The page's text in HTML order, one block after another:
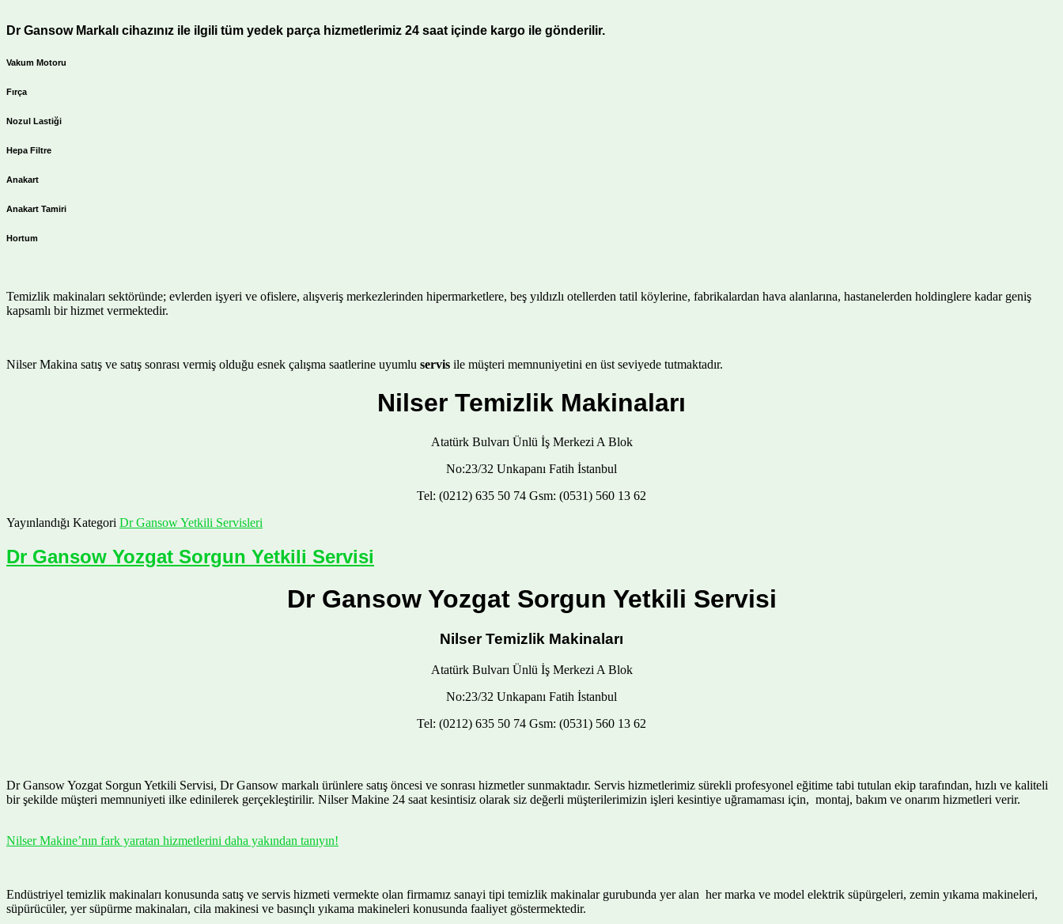
Dr Gansow Markalı cihazınız ile ilgili tüm yedek parça hizmetlerimiz 24 saat içinde kargo ile gönderilir.
Vakum Motoru
Fırça
Nozul Lastiği
Hepa Filtre
Anakart
Anakart Tamiri
Hortum
Temizlik makinaları sektöründe; evlerden işyeri ve ofislere, alışveriş merkezlerinden hipermarketlere, beş yıldızlı otellerden tatil köylerine, fabrikalardan hava alanlarına, hastanelerden holdinglere kadar geniş
kapsamlı bir hizmet vermektedir.
Nilser Makina satış ve satış sonrası vermiş olduğu esnek çalışma saatlerine uyumlu servis ile müşteri memnuniyetini en üst seviyede tutmaktadır.
Nilser Temizlik Makinaları
Atatürk Bulvarı Ünlü İş Merkezi A Blok
No:23/32 Unkapanı Fatih İstanbul
Tel: (0212) 635 50 74 Gsm: (0531) 560 13 62
Yayınlandığı Kategori Dr Gansow Yetkili Servisleri
Dr Gansow Yozgat Sorgun Yetkili Servisi
Dr Gansow Yozgat Sorgun Yetkili Servisi
Nilser Temizlik Makinaları
Atatürk Bulvarı Ünlü İş Merkezi A Blok
No:23/32 Unkapanı Fatih İstanbul
Tel: (0212) 635 50 74 Gsm: (0531) 560 13 62
Dr Gansow Yozgat Sorgun Yetkili Servisi, Dr Gansow markalı ürünlere satış öncesi ve sonrası hizmetler sunmaktadır. Servis hizmetlerimiz sürekli profesyonel eğitime tabi tutulan ekip tarafından, hızlı ve kaliteli
bir şekilde müşteri memnuniyeti ilke edinilerek gerçekleştirilir. Nilser Makine 24 saat kesintisiz olarak siz değerli müşterilerimizin işleri kesintiye uğramaması için, montaj, bakım ve onarım hizmetleri verir.
Nilser Makine’nın fark yaratan hizmetlerini daha yakından tanıyın!
Endüstriyel temizlik makinaları konusunda satış ve servis hizmeti vermekte olan firmamız sanayi tipi temizlik makinalar gurubunda yer alan her marka ve model elektrik süpürgeleri, zemin yıkama makineleri,
süpürücüler, yer süpürme makinaları, cila makinesi ve basınçlı yıkama makineleri konusunda faaliyet göstermektedir.